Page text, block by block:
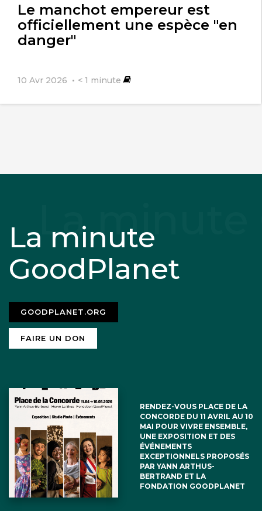
Le manchot empereur est
officiellement une espèce "en
danger"
10 Avr 2026 < 1 minute
La minute
GoodPlanet
GOODPLANET.ORG
FAIRE UN DON
RENDEZ-VOUS PLACE DE LA
CONCORDE DU 11 AVRIL AU 10
MAI POUR VIVRE ENSEMBLE,
UNE EXPOSITION ET DES
ÉVÉNEMENTS
EXCEPTIONNELS PROPOSÉS
PAR YANN ARTHUS-
BERTRAND ET LA
FONDATION GOODPLANET